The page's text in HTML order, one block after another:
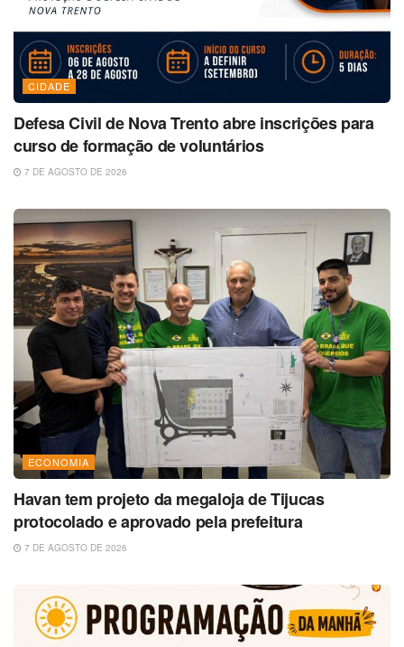
CIDADE
Defesa Civil de Nova Trento abre inscrições para
curso de formação de voluntários
7 DE AGOSTO DE 2026
ECONOMIA
Havan tem projeto da megaloja de Tijucas
protocolado e aprovado pela prefeitura
7 DE AGOSTO DE 2026